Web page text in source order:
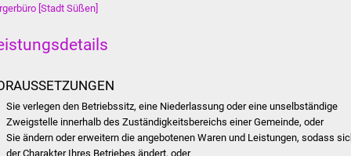
[Stadt Süßen]
Sie verlegen den Betriebssitz, eine Niederlassung oder eine unselbständige
Zweigstelle innerhalb des Zuständigkeitsbereichs einer Gemeinde, oder
Sie ändern oder erweitern die angebotenen Waren und Leistungen, sodass
der Charakter Ihres Betriebes ändert, oder